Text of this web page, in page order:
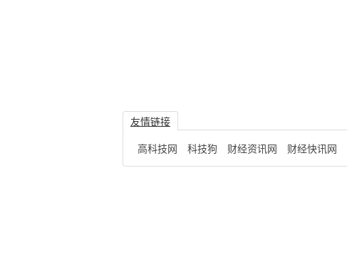
友情链接
高科技网
科技狗 财经资讯网 财经快讯网